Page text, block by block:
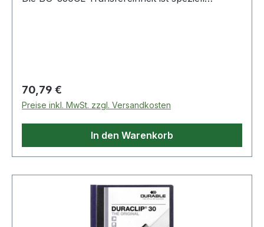
Regulärer Preis:
70,79 €
Preise inkl. MwSt. zzgl. Versandkosten
In den Warenkorb